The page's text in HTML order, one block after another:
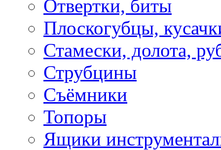
Отвертки, биты
Плоскогубцы,
Стамески, долота,
Струбцины
Съёмники
Топоры
Ящики